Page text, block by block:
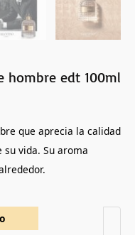
hombre edt 100ml
que aprecia la calidad
vida. Su aroma